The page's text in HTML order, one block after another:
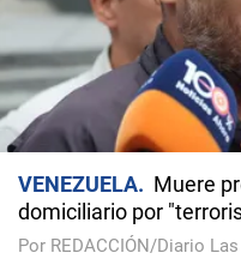
VENEZUELA
Muere
domiciliario por
Por REDACCIÓN/Diario